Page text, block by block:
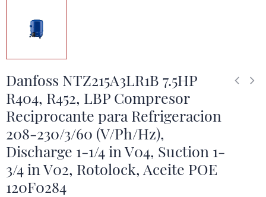
Danfoss NTZ215A3LR1B 7.5HP
R404, R452, LBP Compresor
Reciprocante para Refrigeracion
208-230/3/60 (V/Ph/Hz),
Discharge 1-1/4 in V04, Suction 1-
3/4 in V02, Rotolock, Aceite POE
120F0284